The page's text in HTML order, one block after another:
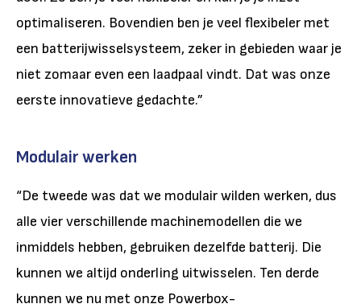
optimaliseren. Bovendien ben je veel flexibeler met
een batterijwisselsysteem, zeker in gebieden waar je
niet zomaar even een laadpaal vindt. Dat was onze
eerste innovatieve gedachte.”
Modulair werken
“De tweede was dat we modulair wilden werken, dus
alle vier verschillende machinemodellen die we
inmiddels hebben, gebruiken dezelfde batterij. Die
kunnen we altijd onderling uitwisselen. Ten derde
kunnen we nu met onze Powerbox-